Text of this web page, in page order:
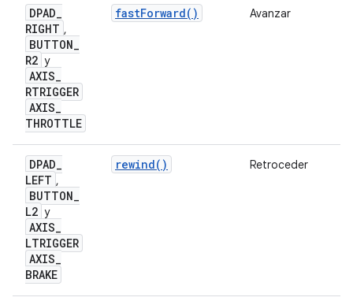
DPAD_
RIGHT ,
BUTTON_
R2 y
AXIS_
RTRIGGER
AXIS_
THROTTLE
fastForward() Avanzar
DPAD_
LEFT ,
BUTTON_
L2 y
AXIS_
LTRIGGER
AXIS_
BRAKE
rewind() Retroceder